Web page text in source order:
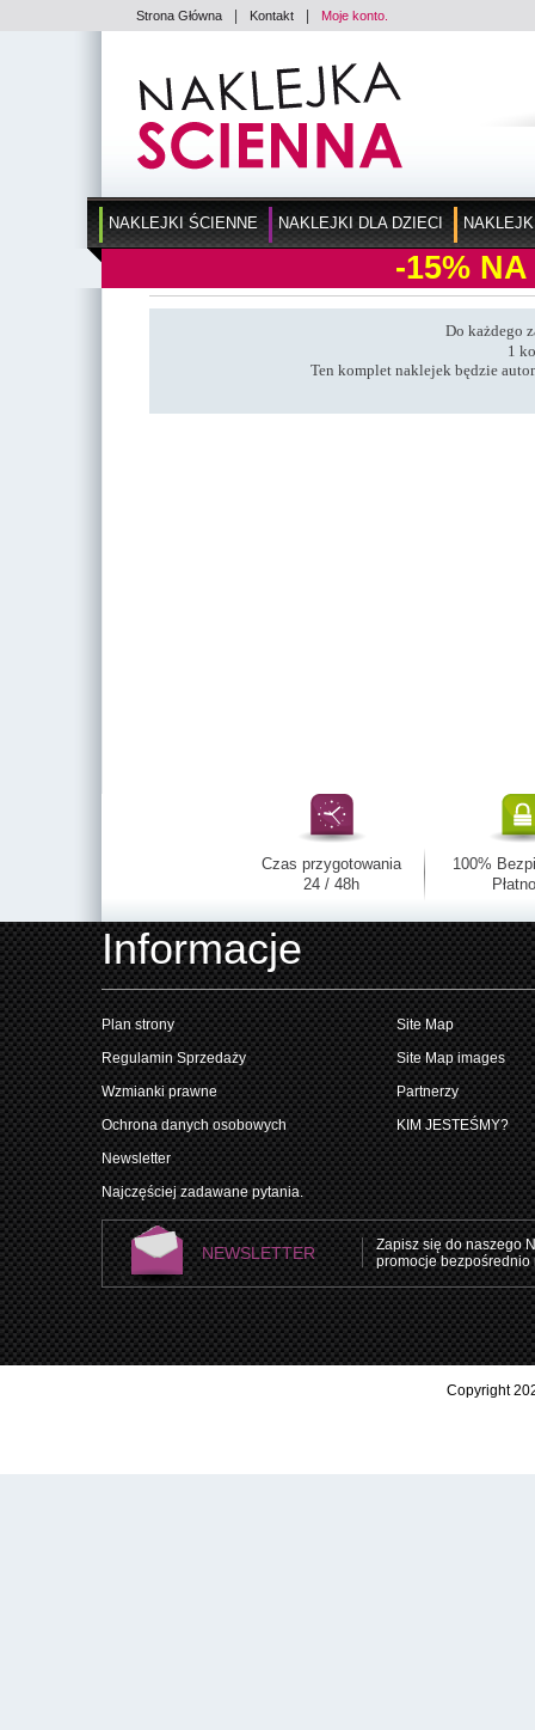
Strona Główna Kontakt Moje konto.
NAKLEJKI ŚCIENNE NAKLEJKI DLA DZIECI
-15% NA
Do każdego
1
Ten komplet naklejek będzie
Czas przygotowania
24 / 48h
100%
Informacje
Plan strony
Regulamin Sprzedaży
Wzmianki prawne
Ochrona danych osobowych
Newsletter
Najczęściej zadawane pytania.
Site Map
Site Map images
Partnerzy
KIM JESTEŚMY?
NEWSLETTER
Zapisz się do naszego
promocje bezpośrednio
Copyright